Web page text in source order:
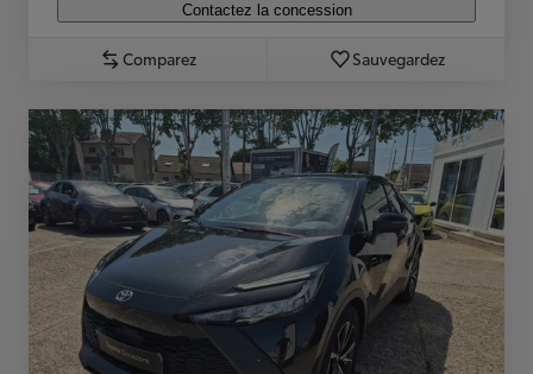
Contactez la concession
Comparez Sauvegardez